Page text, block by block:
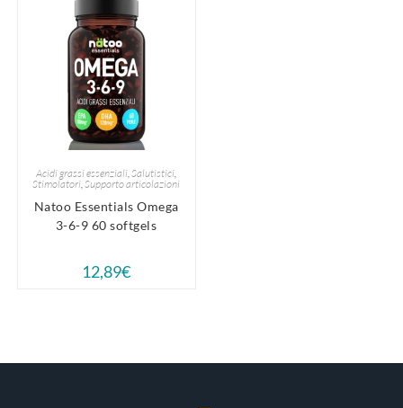
Acidi grassi essenziali ,Salutistici
Stimolatori ,Supporto articolazioni
Natoo Essentials Omega
3-6-9 60 softgels
12,89€